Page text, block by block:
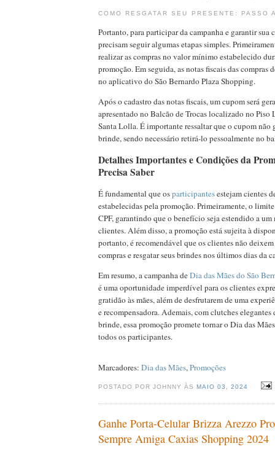
COMO RESGATAR SEU PRESENTE: PASSO
Portanto, para participar da campanha e garantir sua
precisam seguir algumas etapas simples.
realizar as compras no valor mínimo estabelecido
promoção. Em seguida, as notas fiscais das compras
no aplicativo do São Bernardo Plaza Shopping.
Após o cadastro das notas fiscais, um cupom será
apresentado no Balcão de Trocas localizado no Piso
Santa Lolla. É importante ressaltar que o cupom não
brinde, sendo necessário retirá-lo pessoalmente no
Detalhes Importantes e Condições da
Precisa Saber
É fundamental que osparticipantesestejam cientes
estabelecidas pela promoção. Primeiramente, o
CPF, garantindo que o benefício seja estendido a um
clientes. Além disso, a promoção está sujeita à
portanto, é recomendável que os clientes não deixem
compras e resgatar seus brindes nos últimos dias da
Em resumo, a campanha deDia das Mães do São
é uma oportunidade imperdível para os clientes
gratidão às mães, além de desfrutarem de uma
e recompensadora. Ademais, com clutches
brinde, essa promoção promete tornar o Dia das
todos os participantes.
Marcadores: Dia das Mães, Promoções
POSTADO POR JOHNNY ÀSMAIO 03, 2024
Ganhe Porta-Celular Brizza Arezzo
Sempre Amiga Caxias Shopping 2024